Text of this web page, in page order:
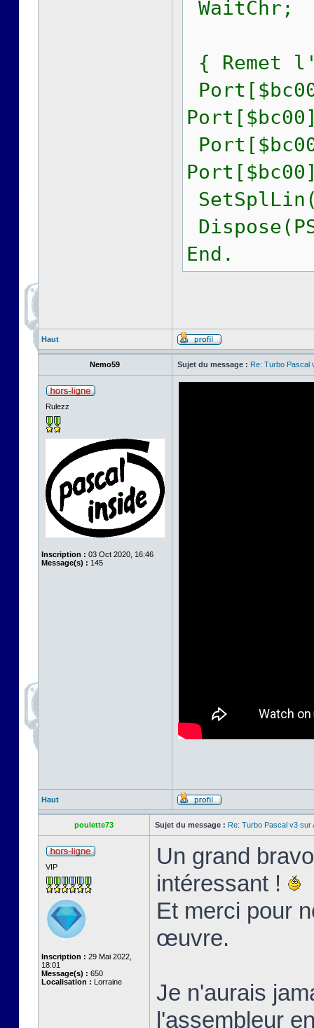
WaitChr;
{ Remet
End.
Haut
Nemo59 Sujet du message : Re: Turbo Pascal
Rulezz
Inscription : 03 Oct 2020, 16:46
Message(s) : 145
Haut
poulette73 Sujet du message : Re: Turbo Pascal v3 sur
VIP
Inscription : 29 Mai 2022,
18:01
Message(s) : 650
Localisation : Lorraine
Un grand
intéressant !
Et merci pour
œuvre.
Je n'aurais
l'assembleur